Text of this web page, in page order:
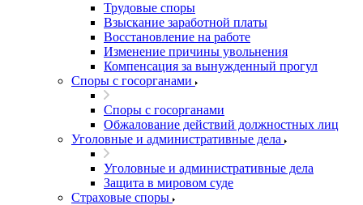
Трудовые споры
Взыскание заработной платы
Восстановление на работе
Изменение причины увольнения
Компенсация за вынужденный прогул
Споры с госорганами
Споры с госорганами
Обжалование действий должностных лиц
Уголовные и административные дела
Уголовные и административные дела
Защита в мировом суде
Страховые споры